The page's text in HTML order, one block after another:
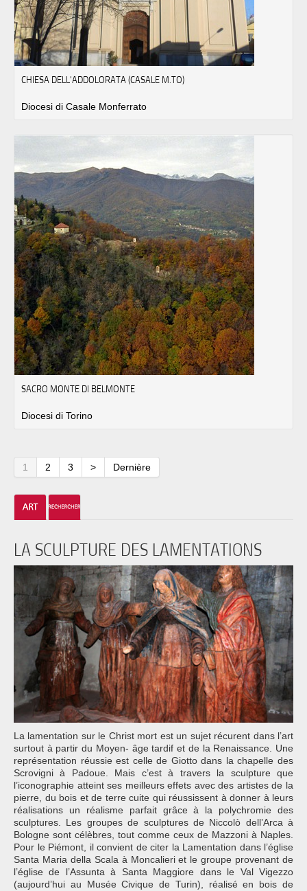
CHIESA DELL'ADDOLORATA (CASALE M.TO)
Diocesi di Casale Monferrato
SACRO MONTE DI BELMONTE
Diocesi di Torino
1 2 3 > Dernière
LA SCULPTURE DES LAMENTATIONS
La lamentation sur le Christ mort est un sujet récurent dans l’art
surtout à partir du Moyen- âge tardif et de la Renaissance. Une
représentation réussie est celle de Giotto dans la chapelle des
Scrovigni à Padoue. Mais c’est à travers la sculpture que
l’iconographie atteint ses meilleurs effets avec des artistes de la
pierre, du bois et de terre cuite qui réussissent à donner à leurs
réalisations un réalisme parfait grâce à la polychromie des
sculptures. Les groupes de sculptures de Niccolò dell’Arca à
Bologne sont célèbres, tout comme ceux de Mazzoni à Naples.
Pour le Piémont, il convient de citer la Lamentation dans l’église
Santa Maria della Scala à Moncalieri et le groupe provenant de
l’église de l’Assunta à Santa Maggiore dans le Val Vigezzo
(aujourd’hui au Musée Civique de Turin), réalisé en bois de